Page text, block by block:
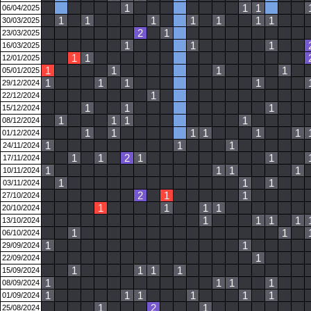
06/04/2025 1 1 1
30/03/2025 1 1 1 1 1 1 1
23/03/2025 2 1
16/03/2025 1 1 1
12/01/2025 1 1
05/01/2025 1 1 1 1
29/12/2024 1 1 1 1
22/12/2024 1
15/12/2024 1 1 1
08/12/2024 1 1 1 1
01/12/2024 1 1 1 1 1 1
24/11/2024 1 1 1
17/11/2024 1 1 2 1 1
10/11/2024 1 1 1 1
03/11/2024 1 1 1
27/10/2024 2 1 1
20/10/2024 1 1 1 1
13/10/2024 1 1 1 1
06/10/2024 1 1
29/09/2024 1 1
22/09/2024 1
15/09/2024 1 1 1 1
08/09/2024 1 1 1 1
01/09/2024 1 1 1 1 1 1
25/08/2024 1 2 1